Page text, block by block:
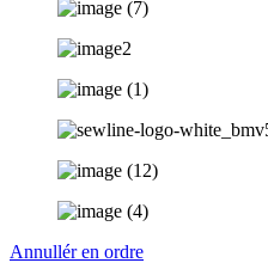
Annullér en ordre